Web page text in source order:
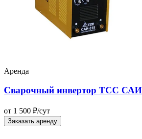
Аренда
Сварочный инвертор ТСС
от 1 500 ₽/сут
Заказать аренду